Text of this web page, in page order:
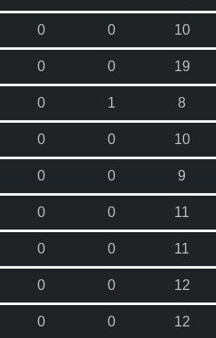
0 0 10
0 0 19
0 1 8
0 0 10
0 0 9
0 0 11
0 0 11
0 0 12
0 0 12